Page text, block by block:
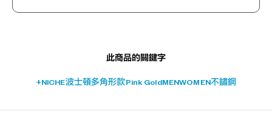
此商品的關鍵字
+NICHE波士頓多角形款 Pink Gold MENWOMEN不鏽鋼